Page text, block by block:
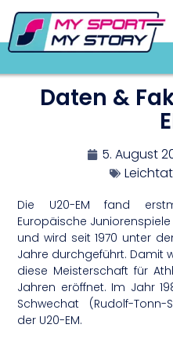
Daten &
5. August
Die U20-EM fand
Europäische
und wird seit 1970 unter
Jahre durchgeführt. Damit
diese Meisterschaft für
Jahren eröffnet. Im Jahr
Schwechat (Rudolf-
der U20-EM.